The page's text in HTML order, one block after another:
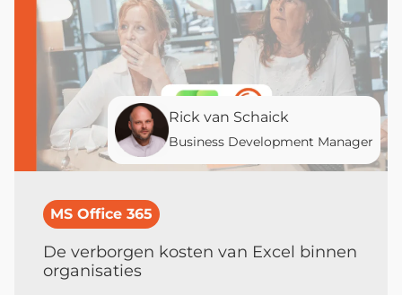
Rick van Schaick
Business Development Manager
MS Office 365
De verborgen kosten van Excel binnen
organisaties